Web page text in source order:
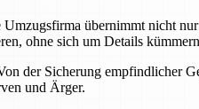
übernimmt nicht
ohne sich um Details
der Sicherung empfindlicher
und Ärger.